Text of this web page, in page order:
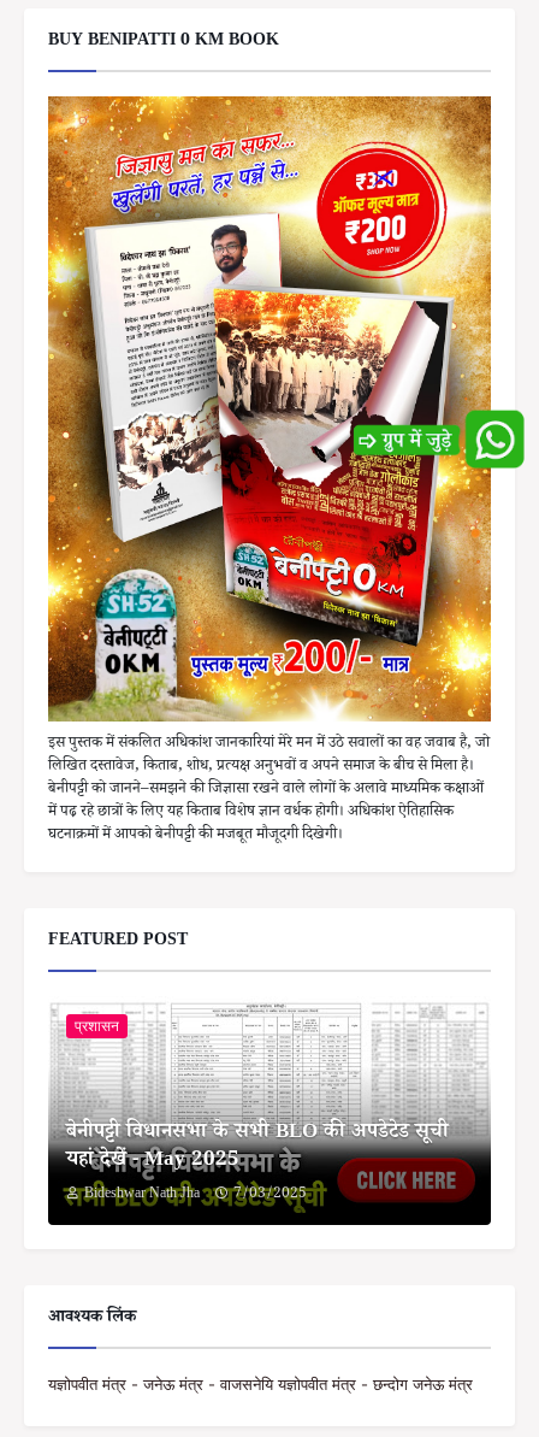
BUY BENIPATTI 0 KM BOOK
इस पुस्तक में संकलित अधिकांश जानकारियां मेरे मन में उठे सवालों का वह जवाब है, जो
लिखित दस्तावेज, किताब, शोध, प्रत्यक्ष अनुभवों व अपने समाज के बीच से मिला है।
बेनीपट्टी को जानने–समझने की जिज्ञासा रखने वाले लोगों के अलावे माध्यमिक कक्षाओं
में पढ़ रहे छात्रों के लिए यह किताब विशेष ज्ञान वर्धक होगी। अधिकांश ऐतिहासिक
घटनाक्रमों में आपको बेनीपट्टी की मजबूत मौजूदगी दिखेगी।
FEATURED POST
प्रशासन
बेनीपट्टी विधानसभा के सभी BLO की अपडेटेड सूची
यहां देखें - May 2025
Bideshwar Nath Jha 7/03/2025
आवश्यक लिंक
यज्ञोपवीत मंत्र - जनेऊ मंत्र - वाजसनेयि यज्ञोपवीत मंत्र - छन्दोग जनेऊ मंत्र